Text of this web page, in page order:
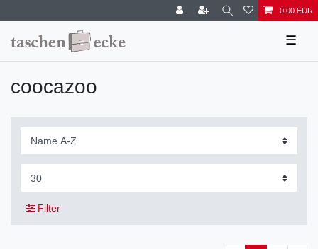
0,00 EUR
☰
coocazoo
Filter